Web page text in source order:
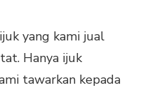
yang kami jual
Hanya ijuk
tawarkan kepada